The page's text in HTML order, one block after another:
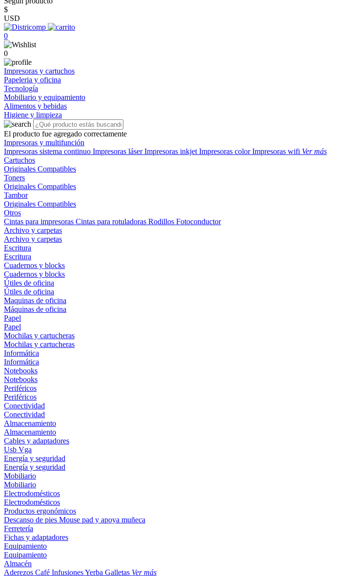
$
USD
0
0
Impresoras y cartuchos
Papeleria y oficina
Tecnología
Mobiliario y equipamiento
Alimentos y bebidas
Higiene y limpieza
El producto fue agregado correctamente
Impresoras y multifunción
Impresoras sistema continuo Impresoras láserImpresoras inkjet Impresoras colorImpresoras wifi Ver más
Cartuchos
Originales Compatibles
Toners
Originales Compatibles
Tambor
Originales Compatibles
Otros
Cintas para impresoras Cintas para rotuladoras Rodillos Fotoconductor
Archivo y carpetas
Archivo y carpetas
Escritura
Escritura
Cuadernos y blocks
Cuadernos y blocks
Útiles de oficina
Útiles de oficina
Maquinas de oficina
Máquinas de oficina
Papel
Papel
Mochilas y cartucheras
Mochilas y cartucheras
Informática
Informática
Notebooks
Notebooks
Periféricos
Periféricos
Conectividad
Conectividad
Almacenamiento
Almacenamiento
Cables y adaptadores
Usb Vga
Energía y seguridad
Energía y seguridad
Mobiliario
Mobiliario
Electrodomésticos
Electrodomésticos
Productos ergonómicos
Descanso de pies Mouse pad y apoya muñeca
Ferretería
Fichas y adaptadores
Equipamiento
Equipamiento
Almacén
Aderezos Café InfusionesYerba Galletas Ver más